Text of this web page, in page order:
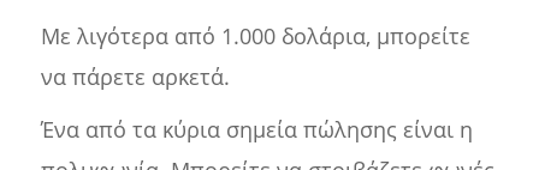
Με λιγότερα από 1.000 δολάρια, μπορείτε
να πάρετε αρκετά.
Ένα από τα κύρια σημεία πώλησης είναι η